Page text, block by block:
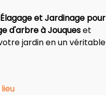
et Jardinage pour
d'arbre à Jouques et
jardin en un véritable